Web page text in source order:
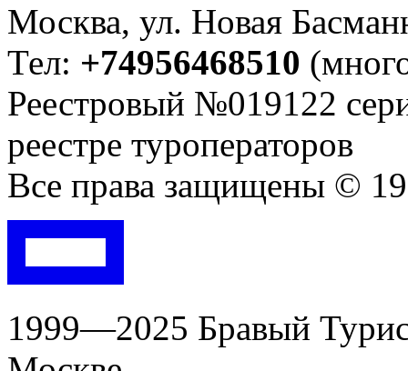
Москва, ул. Новая
Тел: +74956468510
Реестровый №019122
реестре туроператоров
Все права защищены ©
1999—2025 Бравый